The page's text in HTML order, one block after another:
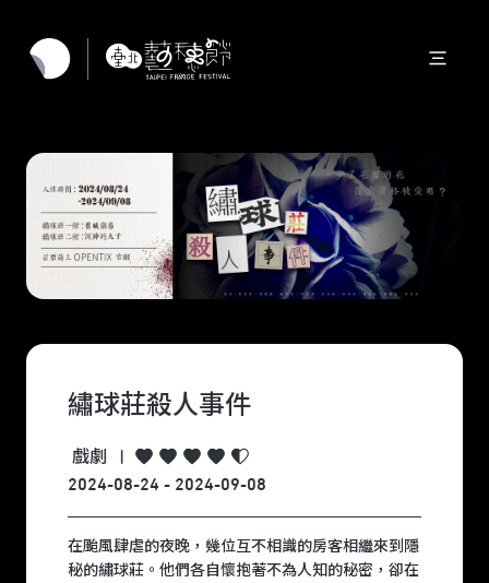
繡球莊殺人事件
戲劇
2024-08-24 - 2024-09-08
在颱風肆虐的夜晚，幾位互不相識的房客相繼來到隱
秘的繡球莊。他們各自懷抱著不為人知的秘密，卻在